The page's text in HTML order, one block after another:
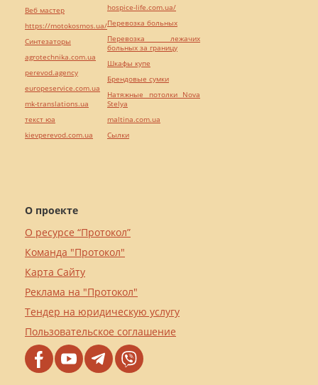
О проекте
О ресурсе “Протокол”
Команда "Протокол"
Карта Сайту
Реклама на "Протокол"
Тендер на юридическую услугу
Пользовательское соглашение
Веб мастер
https://motokosmos.ua/
Синтезаторы
agrotechnika.com.ua
perevod.agency
europeservice.com.ua
mk-translations.ua
текст юа
kievperevod.com.ua
hospice-life.com.ua/
Перевозка больных
Перевозка лежачих
больных за границу
Шкафы купе
Брендовые сумки
Натяжные потолки Nova
Stelya
maltina.com.ua
Cылки